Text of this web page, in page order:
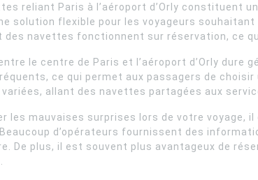
reliant Paris à l’aéroport d’Orly constituent
solution flexible pour les voyageurs
des navettes fonctionnent sur réservation, ce
le centre de Paris et l’aéroport d’Orly
ce qui permet aux passagers de
allant des navettes partagées aux
les mauvaises surprises lors de votre voyage,
Beaucoup d’opérateurs fournissent des
De plus, il est souvent plus avantageux de